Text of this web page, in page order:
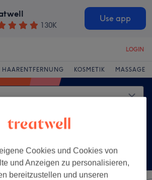
130K
Use app
LOGIN
HAARENTFERNUNG KOSMETIK MASSAGE
Cookies und Cookies von
und Anzeigen zu personalisieren,
bereitzustellen und unseren